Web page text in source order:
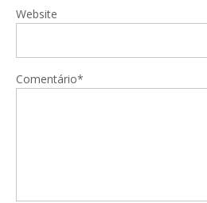
Website
Comentário*